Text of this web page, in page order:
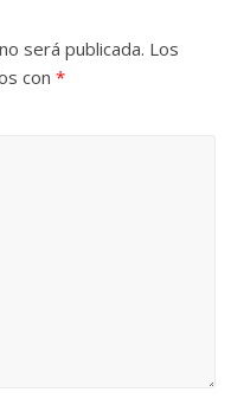
será publicada. Los
con*